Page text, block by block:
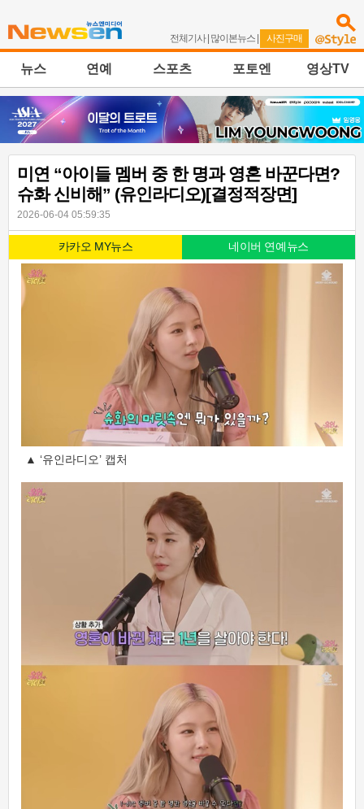
전체기사| 많이본뉴스 | 사진구매
뉴스 연예 스포츠 포토엔 영상TV
미연 “아이들 멤버 중 한 명과 영혼 바꾼다면?
슈화 신비해” (유인라디오)[결정적장면]
2026-06-04 05:59:35
카카오 MY뉴스 네이버 연예뉴스
▲ ‘유인라디오’ 캡처